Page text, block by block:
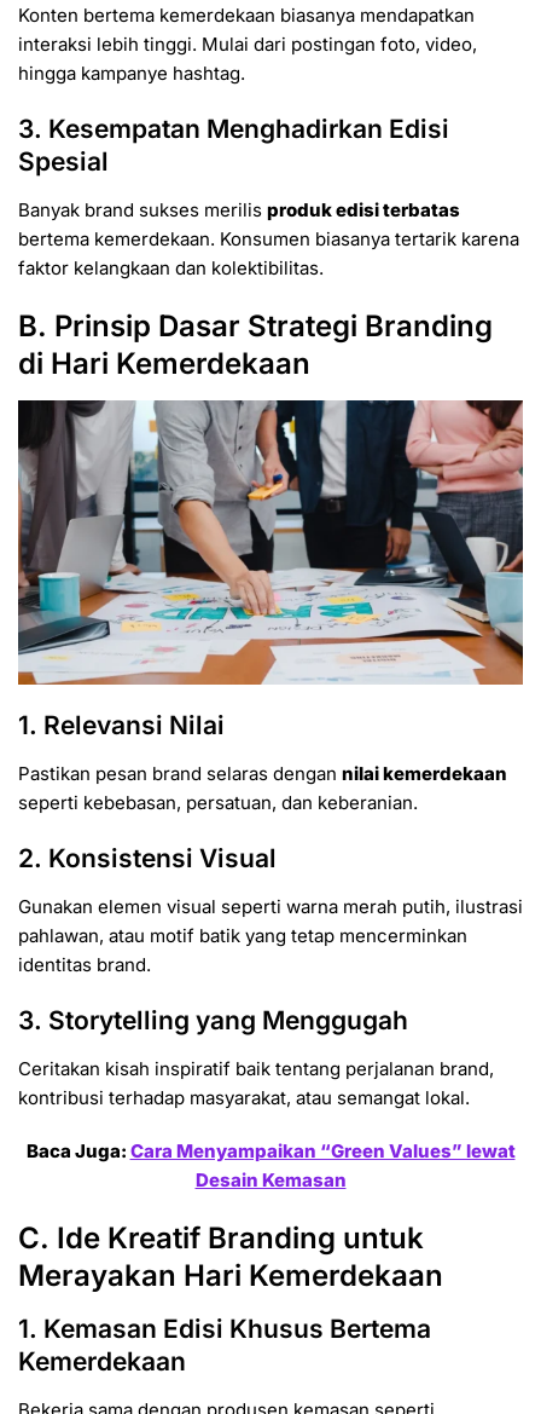
Konten bertema kemerdekaan biasanya mendapatkan
interaksi lebih tinggi. Mulai dari postingan foto, video,
hingga kampanye hashtag.
3. Kesempatan Menghadirkan Edisi
Spesial
Banyak brand sukses merilis produk edisi terbatas
bertema kemerdekaan. Konsumen biasanya tertarik karena
faktor kelangkaan dan kolektibilitas.
B. Prinsip Dasar Strategi Branding
di Hari Kemerdekaan
1. Relevansi Nilai
Pastikan pesan brand selaras dengan nilai kemerdekaan
seperti kebebasan, persatuan, dan keberanian.
2. Konsistensi Visual
Gunakan elemen visual seperti warna merah putih, ilustrasi
pahlawan, atau motif batik yang tetap mencerminkan
identitas brand.
3. Storytelling yang Menggugah
Ceritakan kisah inspiratif baik tentang perjalanan brand,
kontribusi terhadap masyarakat, atau semangat lokal.
Baca Juga: Cara Menyampaikan “Green Values” lewat
Desain Kemasan
C. Ide Kreatif Branding untuk
Merayakan Hari Kemerdekaan
1. Kemasan Edisi Khusus Bertema
Kemerdekaan